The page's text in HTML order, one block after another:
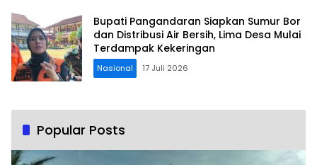
Bupati Pangandaran Siapkan Sumur Bor
dan Distribusi Air Bersih, Lima Desa Mulai
Terdampak Kekeringan
Nasional 17 Juli 2026
Popular Posts